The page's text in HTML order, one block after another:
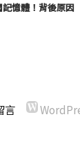
憶體！背後原因
言